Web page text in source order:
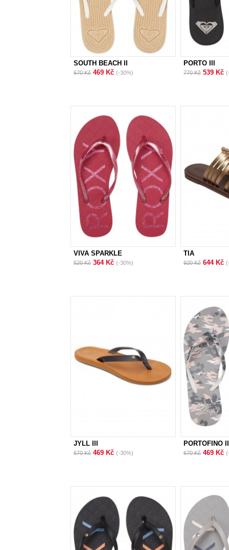
SOUTH BEACH II
670 Kč 469 Kč (-30%)
PORTO III
770 Kč 539 Kč
VIVA SPARKLE
520 Kč 364 Kč (-30%)
TIA
920 Kč 644 Kč
JYLL III
670 Kč 469 Kč (-30%)
PORTOFINO
670 Kč 469 Kč